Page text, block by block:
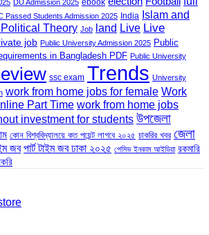
DU Admission 2025 ebook
Passed Students Admission 2025 India Islam and
Political Theory Job land Live Live
job Public University Admission 2025 Public
in Bangladesh PDF Public University
ssc exam Trends University
work from home jobs for female Work
Part Time work from home jobs
investment for students উপজেলা
কোন বিশ্ববিদ্যালয়ে কত পয়েন্ট লাগবে ২০২৫ চাকরির খবর জেলা
জব পার্ট টাইম জব ঢাকা ২০২৫ পেসিভ ইনকাম আইডিয়া রকমারি